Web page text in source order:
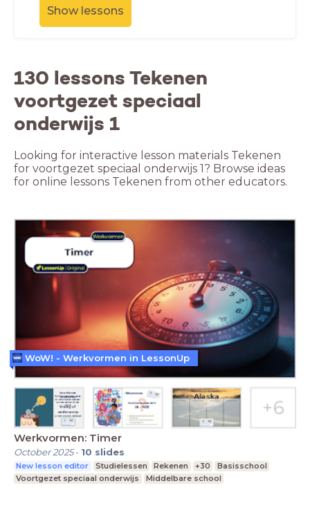
Show lessons
130 lessons Tekenen
voortgezet speciaal
onderwijs 1
Looking for interactive lesson materials Tekenen
for voortgezet speciaal onderwijs 1? Browse ideas
for online lessons Tekenen from other educators.
Werkvormen: Timer
October 2025- 10 slides
New lesson editor Studielessen Rekenen +30
Basisschool
Voortgezet speciaal onderwijs
Middelbare school
WoW! - Werkvormen in LessonUp